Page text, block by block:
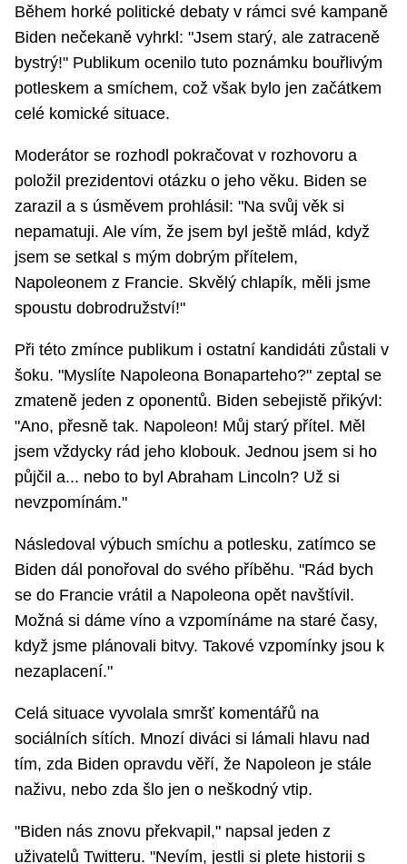
Během horké politické debaty v rámci své kampaně
Biden nečekaně vyhrkl: "Jsem starý, ale zatraceně
bystrý!" Publikum ocenilo tuto poznámku bouřlivým
potleskem a smíchem, což však bylo jen začátkem
celé komické situace.
Moderátor se rozhodl pokračovat v rozhovoru a
položil prezidentovi otázku o jeho věku. Biden se
zarazil a s úsměvem prohlásil: "Na svůj věk si
nepamatuji. Ale vím, že jsem byl ještě mlád, když
jsem se setkal s mým dobrým přítelem,
Napoleonem z Francie. Skvělý chlapík, měli jsme
spoustu dobrodružství!"
Při této zmínce publikum i ostatní kandidáti zůstali v
šoku. "Myslíte Napoleona Bonaparteho?" zeptal se
zmateně jeden z oponentů. Biden sebejistě přikývl:
"Ano, přesně tak. Napoleon! Můj starý přítel. Měl
jsem vždycky rád jeho klobouk. Jednou jsem si ho
půjčil a... nebo to byl Abraham Lincoln? Už si
nevzpomínám."
Následoval výbuch smíchu a potlesku, zatímco se
Biden dál ponořoval do svého příběhu. "Rád bych
se do Francie vrátil a Napoleona opět navštívil.
Možná si dáme víno a vzpomínáme na staré časy,
když jsme plánovali bitvy. Takové vzpomínky jsou k
nezaplacení."
Celá situace vyvolala smršť komentářů na
sociálních sítích. Mnozí diváci si lámali hlavu nad
tím, zda Biden opravdu věří, že Napoleon je stále
naživu, nebo zda šlo jen o neškodný vtip.
"Biden nás znovu překvapil," napsal jeden z
uživatelů Twitteru. "Nevím, jestli si plete historii s